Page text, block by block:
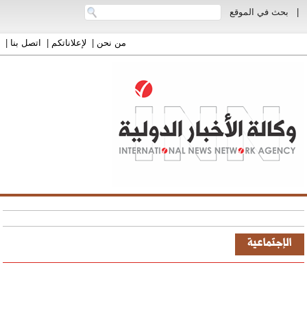
بحث في الموقع
من نحن| لإعلاناتكم| اتصل بنا|
الإجتماعية